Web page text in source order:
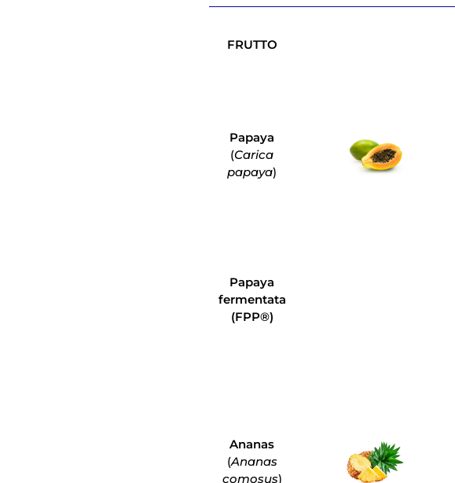
FRUTTO
Papaya
(Carica
papaya)
Papaya
fermentata
(FPP®)
Ananas
(Ananas
comosus)